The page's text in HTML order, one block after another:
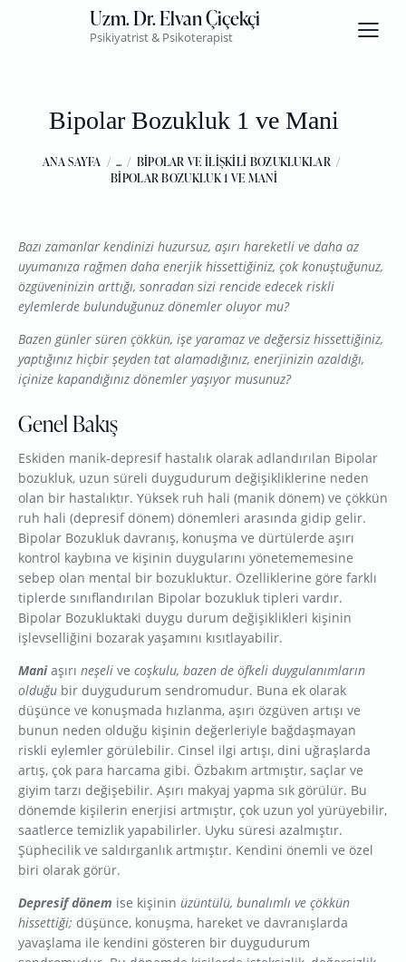
Uzm. Dr. Elvan Çiçekçi
Psikiyatrist & Psikoterapist
Bipolar Bozukluk 1 ve Mani
ANA SAYFA ...
BIPOLAR VE İLIŞKILI BOZUKLUKLAR
BIPOLAR BOZUKLUK 1 VE MANI
Bazı zamanlar kendinizi huzursuz, aşırı hareketli ve daha az
uyumanıza rağmen daha enerjik hissettiğiniz, çok konuştuğunuz,
özgüveninizin arttığı, sonradan sizi rencide edecek riskli
eylemlerde bulunduğunuz dönemler oluyor mu?
Bazen günler süren çökkün, işe yaramaz ve değersiz hissettiğiniz,
yaptığınız hiçbir şeyden tat alamadığınız, enerjinizin azaldığı,
içinize kapandığınız dönemler yaşıyor musunuz?
Genel Bakış
Eskiden manik-depresif hastalık olarak adlandırılan Bipolar
bozukluk, uzun süreli duygudurum değişikliklerine neden
olan bir hastalıktır. Yüksek ruh hali (manik dönem) ve çökkün
ruh hali (depresif dönem) dönemleri arasında gidip gelir.
Bipolar Bozukluk davranış, konuşma ve dürtülerde aşırı
kontrol kaybına ve kişinin duygularını yönetememesine
sebep olan mental bir bozukluktur. Özelliklerine göre farklı
tiplerde sınıflandırılan Bipolar bozukluk tipleri vardır.
Bipolar Bozukluktaki duygu durum değişiklikleri kişinin
işlevselliğini bozarak yaşamını kısıtlayabilir.
Maniaşırı neşeli ve coşkulu, bazen de öfkeli duygulanımların
olduğu bir duygudurum sendromudur. Buna ek olarak
düşünce ve konuşmada hızlanma, aşırı özgüven artışı ve
bunun neden olduğu kişinin değerleriyle bağdaşmayan
riskli eylemler görülebilir. Cinsel ilgi artışı, dini uğraşlarda
artış, çok para harcama gibi. Özbakım artmıştır, saçlar ve
giyim tarzı değişebilir. Aşırı makyaj yapma sık görülür. Bu
dönemde kişilerin enerjisi artmıştır, çok uzun yol yürüyebilir,
saatlerce temizlik yapabilirler. Uyku süresi azalmıştır.
Şüphecilik ve saldırganlık artmıştır. Kendini önemli ve özel
biri olarak görür.
Depresif dönem ise kişinin üzüntülü, bunalımlı ve çökkün
hissettiği; düşünce, konuşma, hareket ve davranışlarda
yavaşlama ile kendini gösteren bir duygudurum